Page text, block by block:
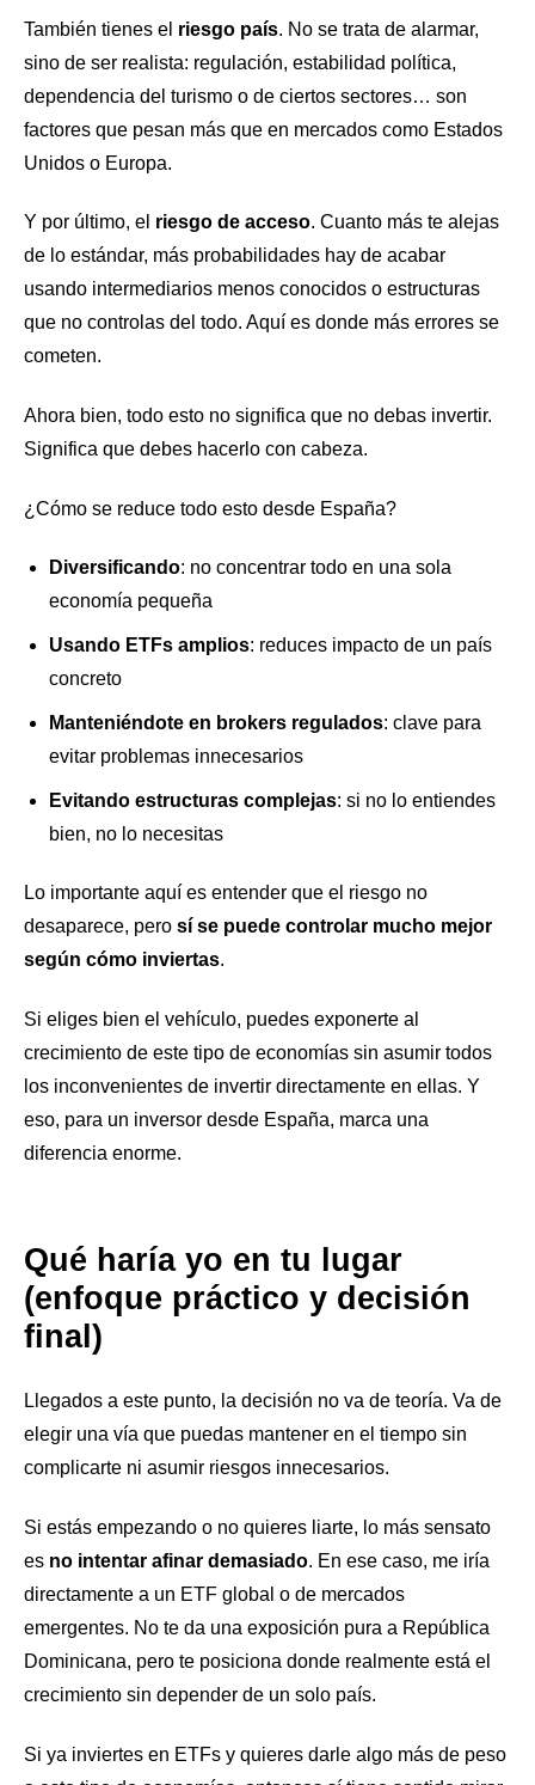
También tienes el riesgo país. No se trata de alarmar,
sino de ser realista: regulación, estabilidad política,
dependencia del turismo o de ciertos sectores… son
factores que pesan más que en mercados como Estados
Unidos o Europa.
Y por último, el riesgo de acceso. Cuanto más te alejas
de lo estándar, más probabilidades hay de acabar
usando intermediarios menos conocidos o estructuras
que no controlas del todo. Aquí es donde más errores se
cometen.
Ahora bien, todo esto no significa que no debas invertir.
Significa que debes hacerlo con cabeza.
¿Cómo se reduce todo esto desde España?
Diversificando: no concentrar todo en una sola
economía pequeña
Usando ETFs amplios: reduces impacto de un país
concreto
Manteniéndote en brokers regulados: clave para
evitar problemas innecesarios
Evitando estructuras complejas: si no lo entiendes
bien, no lo necesitas
Lo importante aquí es entender que el riesgo no
desaparece, pero sí se puede controlar mucho mejor
según cómo inviertas.
Si eliges bien el vehículo, puedes exponerte al
crecimiento de este tipo de economías sin asumir todos
los inconvenientes de invertir directamente en ellas. Y
eso, para un inversor desde España, marca una
diferencia enorme.
Qué haría yo en tu lugar
(enfoque práctico y decisión
final)
Llegados a este punto, la decisión no va de teoría. Va de
elegir una vía que puedas mantener en el tiempo sin
complicarte ni asumir riesgos innecesarios.
Si estás empezando o no quieres liarte, lo más sensato
es no intentar afinar demasiado. En ese caso, me iría
directamente a un ETF global o de mercados
emergentes. No te da una exposición pura a República
Dominicana, pero te posiciona donde realmente está el
crecimiento sin depender de un solo país.
Si ya inviertes en ETFs y quieres darle algo más de peso